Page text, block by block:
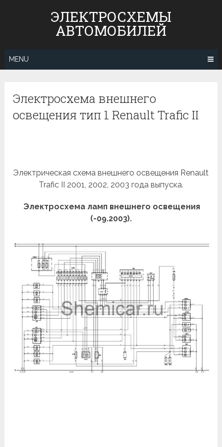
ЭЛЕКТРОСХЕМЫ
АВТОМОБИЛЕЙ
MENU
Электросхема внешнего
освещения тип 1 Renault Trafic II
Электрическая схема внешнего освещения Renault
Trafic II 2001, 2002, 2003 года выпуска.
Электросхема ламп внешнего освещения
(-09.2003).